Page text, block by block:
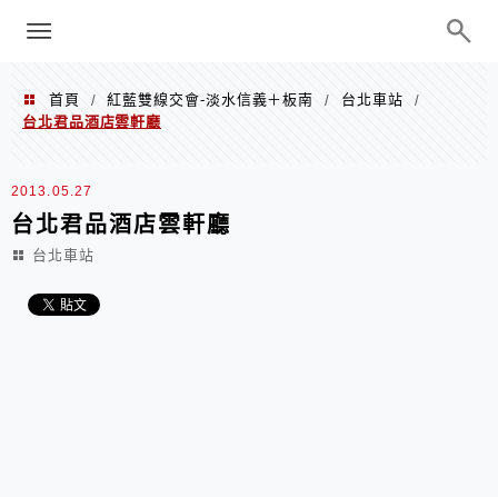
巧、世界走透透
menu
首頁 / 紅藍雙線交會-淡水信義＋板南 / 台北車站
/
台北君品酒店雲軒廳
2013.05.27
台北君品酒店雲軒廳
台北車站